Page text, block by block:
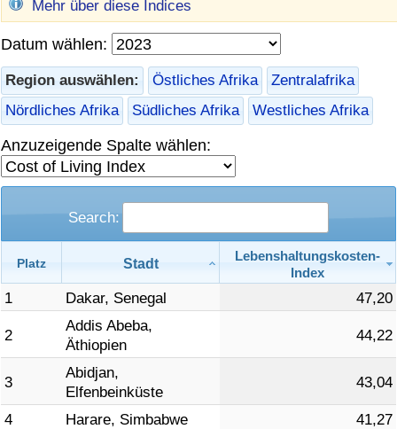
Mehr über diese Indices
Datum wählen:
Region auswählen: Östliches Afrika
Zentralafrika
Nördliches Afrika
Südliches Afrika Westliches Afrika
Anzuzeigende Spalte wählen:
Search:
Platz Stadt
Lebenshaltungskosten-
Index
1 Dakar, Senegal 47,20
2
Addis Abeba,
Äthiopien
44,22
3
Abidjan,
Elfenbeinküste
43,04
4 Harare, Simbabwe 41,27
Gesundheitsversorgung
Gesundheitsversorgungs-Index (aktuell)
Gesundheitsversorgungs-Index
Gesundheitsversorgungs-Index nach Land
Umweltverschmutzung
Umweltverschmutzungs-Index (aktuell)
Verschmutzungsindex
Umweltverschmutzungs-Index nach Land
Verkehr